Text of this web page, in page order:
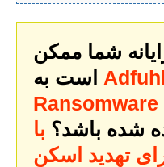
شما ممکن
Ransomware
شده باشد؟ با SpyHunter
تهدید اسکن